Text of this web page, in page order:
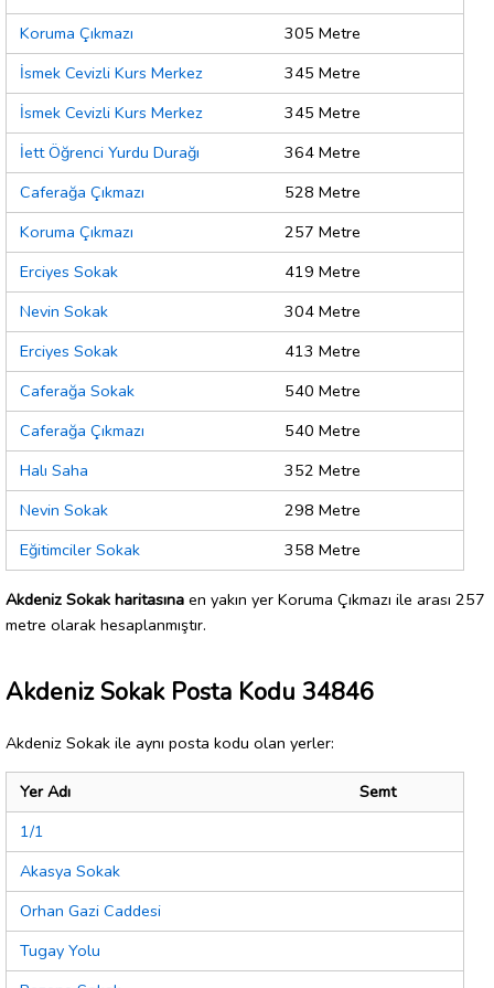
Koruma Çıkmazı
305 Metre
İsmek Cevizli Kurs Merkez
345 Metre
İsmek Cevizli Kurs Merkez
345 Metre
İett Öğrenci Yurdu Durağı
364 Metre
Caferağa Çıkmazı
528 Metre
Koruma Çıkmazı
257 Metre
Erciyes Sokak
419 Metre
Nevin Sokak
304 Metre
Erciyes Sokak
413 Metre
Caferağa Sokak
540 Metre
Caferağa Çıkmazı
540 Metre
Halı Saha
352 Metre
Nevin Sokak
298 Metre
Eğitimciler Sokak
358 Metre
Akdeniz Sokak haritasına en yakın yer Koruma Çıkmazı ile arası 257
metre olarak hesaplanmıştır.
Akdeniz Sokak Posta Kodu 34846
Akdeniz Sokak ile aynı posta kodu olan yerler:
Yer Adı
Semt
1/1
Akasya Sokak
Orhan Gazi Caddesi
Tugay Yolu